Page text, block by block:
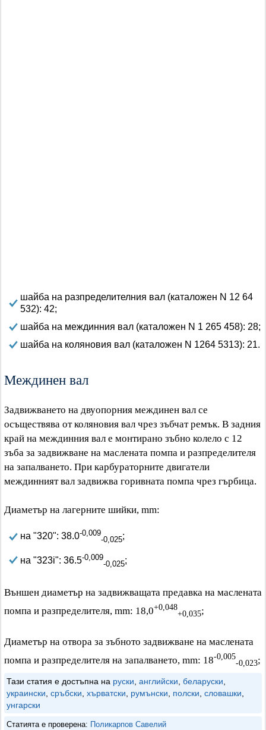
шайба на разпределителния вал (каталожен N 12 64
532): 42;
шайба на междинния вал (каталожен N 1 265 458): 28;
шайба на коляновия вал (каталожен N 1264 5313): 21.
Междинен вал
Задвижването на двуопорния междинен вал се
осъществява от коляновия вал чрез зъбчат ремък. В задния
край на междинния вал е монтирано зъбно колело с 12
зъба за задвижване на маслената помпа и разпределителя
на запалването. При карбураторните двигатели
междинният вал задвижва горивната помпа чрез гърбица.
Диаметър на лагерните шийки, mm:
на "320": 38.0-0,009
-0,025;
на "323i": 36.5-0,009
-0,025;
Външен диаметър на задвижващата предавка на маслената
помпа и разпределителя, mm: 18,0+0,048
+0,035;
Диаметър на отвора за зъбното задвижване на маслената
помпа и разпределителя на запалването, mm: 18-0,005
-0,023;
Тази статия е достъпна на руски, английски, беларуски,
украински, сръбски, хърватски, румънски, полски, словашки,
унгарски
Статията е проверена: Поликарпов Савелий